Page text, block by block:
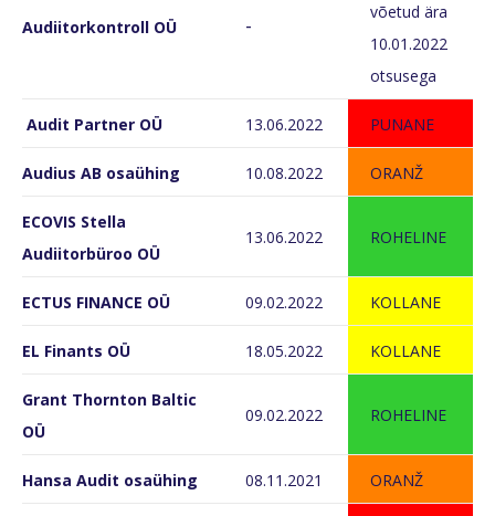
Audiitorkontroll OÜ -
võetud ära
10.01.2022
otsusega
Audit Partner OÜ 13.06.2022 PUNANE
Audius AB osaühing 10.08.2022 ORANŽ
ECOVIS Stella
Audiitorbüroo OÜ
13.06.2022 ROHELINE
ECTUS FINANCE OÜ 09.02.2022 KOLLANE
EL Finants OÜ 18.05.2022 KOLLANE
Grant Thornton Baltic
OÜ
09.02.2022 ROHELINE
Hansa Audit osaühing 08.11.2021 ORANŽ